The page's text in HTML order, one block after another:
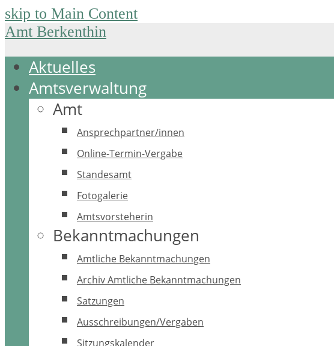
skip to Main Content
Amt Berkenthin
Aktuelles
Amtsverwaltung
Amt
Ansprechpartner/innen
Online-Termin-Vergabe
Standesamt
Fotogalerie
Amtsvorsteherin
Bekanntmachungen
Amtliche Bekanntmachungen
Archiv Amtliche Bekanntmachungen
Satzungen
Ausschreibungen/Vergaben
Sitzungskalender